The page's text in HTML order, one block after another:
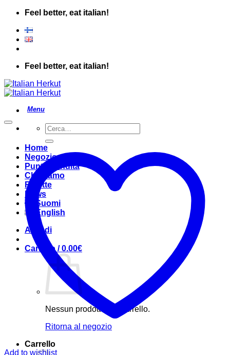
Salta
contenuti
Feel better, eat italian!
Feel better, eat italian!
Cerca:
Home
Negozio
Punto Vendita
Chi Siamo
Ricette
News
Suomi
English
Accedi
Carrello /0.00€
Nessun prodotto nel carrello.
Ritorna al negozio
Carrello
Add to wishlist